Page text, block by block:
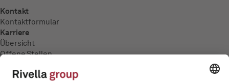
Kontakt
Kontaktformular
Karriere
Übersicht
Offene Stellen
Medien